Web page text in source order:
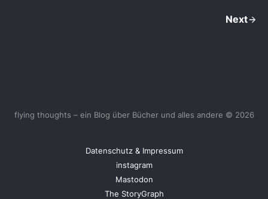
Next
flying thoughts – ein Blog über Bücher und alles andere © 2026
Datenschutz & Impressum
instagram
Mastodon
The StoryGraph